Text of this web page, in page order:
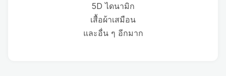
5D ไดนามิก
เสื้อผ้าเสมือน
และอื่น ๆ อีกมาก